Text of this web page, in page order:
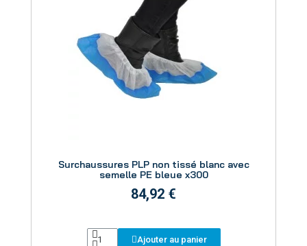
Surchaussures PLP non tissé blanc avec
semelle PE bleue x300
84,92 €
Ajouter au panier